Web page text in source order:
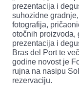
prezentacija i
suhozidne
fotografija,
otočnih proizvoda,
prezentacija i
Bras del Port te
godine novost je
rujna na nasipu
rezervaciju.